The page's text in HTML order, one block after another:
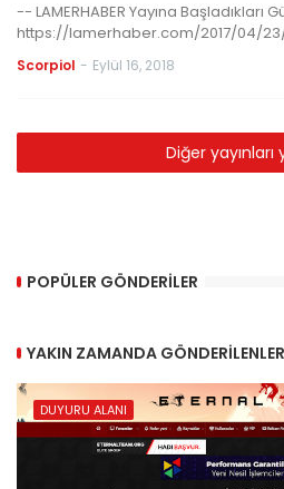
-- LAMERHABER Yayına Başladıkları
https://lamerhaber.com/2017/04/
Scorpiol - Eylül 16, 2018
Diğer yayınları
POPÜLER GÖNDERILER
YAKIN ZAMANDA GÖNDERILENLER
DUYURU ALANI